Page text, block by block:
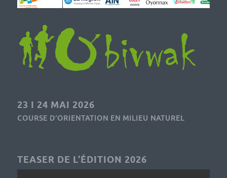
23 I 24 MAI 2026
COURSE D’ORIENTATION EN MILIEU NATUREL
TEASER DE L’ÉDITION 2026